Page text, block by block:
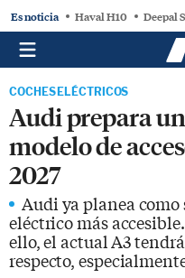
Es noticia Haval H10 Deepal
COCHES ELÉCTRICOS
Audi prepara
modelo de
2027
Audi ya planea como
eléctrico más
ello, el actual A3
respecto,